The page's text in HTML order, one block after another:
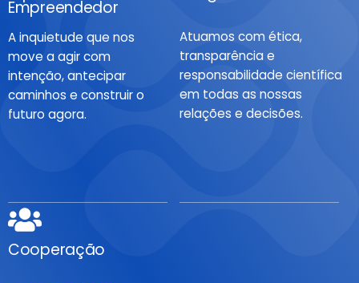
Empreendedor
A inquietude que nos
move a agir com
intenção, antecipar
caminhos e construir o
futuro agora.
Atuamos com ética,
transparência e
responsabilidade científica
em todas as nossas
relações e decisões.
Cooperação